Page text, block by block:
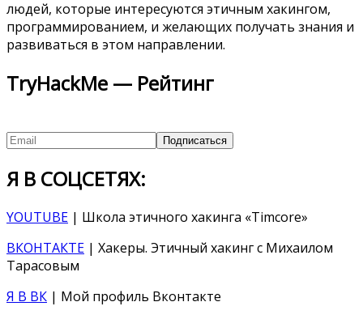
людей, которые интересуются этичным хакингом,
программированием, и желающих получать знания и
развиваться в этом направлении.
TryHackMe — Рейтинг
Я В СОЦСЕТЯХ:
YOUTUBE | Школа этичного хакинга «Timcore»
ВКОНТАКТЕ | Хакеры. Этичный хакинг с Михаилом
Тарасовым
Я В ВК | Мой профиль Вконтакте